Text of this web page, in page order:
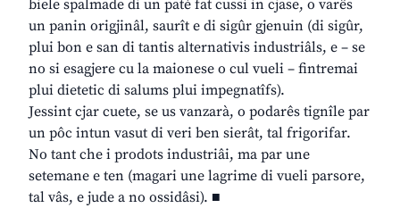
biele spalmade di un paté fat cussì in cjase, o varês
un panin origjinâl, saurît e di sigûr gjenuin (di sigûr,
plui bon e san di tantis alternativis industriâls, e – se
no si esagjere cu la maionese o cul vueli – fintremai
plui dietetic di salums plui impegnatîfs).
Jessint cjar cuete, se us vanzarà, o podarês tignîle par
un pôc intun vasut di veri ben sierât, tal frigorifar.
No tant che i prodots industriâi, ma par une
setemane e ten (magari une lagrime di vueli parsore,
tal vâs, e jude a no ossidâsi). ■